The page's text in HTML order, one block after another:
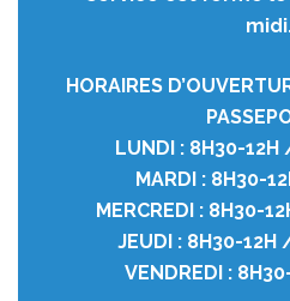
HORAIRES
LUNDI : 8H30-12H
MARDI : 8H30-
MERCREDI : 8H30-
JEUDI : 8H30-12H
VENDREDI :